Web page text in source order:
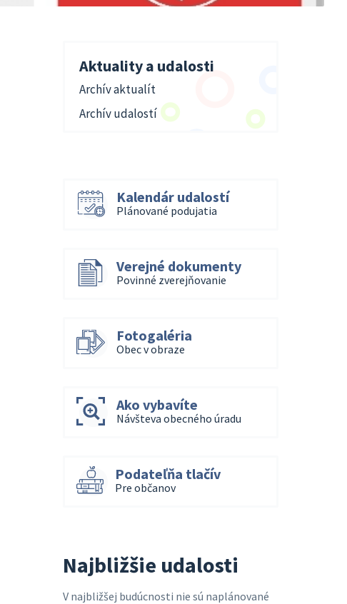
Aktuality a udalosti
Archív aktualít
Archív udalostí
Kalendár udalostí
Plánované podujatia
Verejné dokumenty
Povinné zverejňovanie
Fotogaléria
Obec v obraze
Ako vybavíte
Návšteva obecného úradu
Podateľňa tlačív
Pre občanov
Najbližšie udalosti
V najbližšej budúcnosti nie sú naplánované